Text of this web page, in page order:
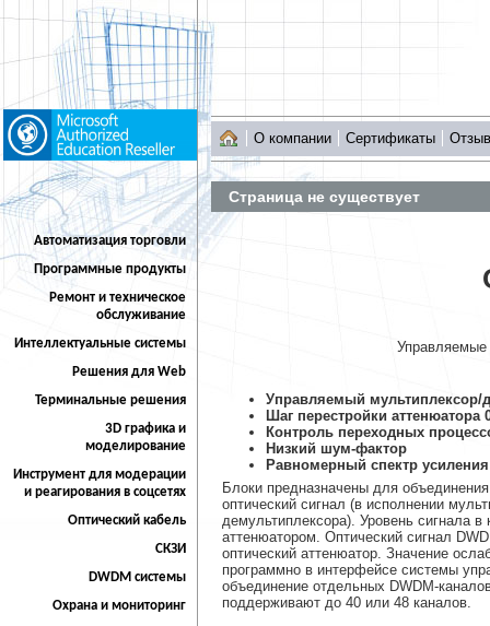
Автоматизация торговли
Программные продукты
Ремонт и техническое
обслуживание
Интеллектуальные системы
Решения для Web
Терминальные решения
3D графика и
моделирование
Инструмент для модерации
и реагирования в соцсетях
Оптический кабель
СКЗИ
DWDM системы
Охрана и мониторинг
О компании Сертификаты
Страница не существует
Управляемые
Управляемый мультиплексор/
Шаг перестройки аттенюатора
Контроль переходных
Низкий шум-фактор
Равномерный спектр
Блоки предназначены для
оптический сигнал (в исполнении
демультиплексора). Уровень сигнала
аттенюатором. Оптический сигнал
оптический аттенюатор. Значение
программно в интерфейсе системы
объединение отдельных DWDM-
поддерживают до 40 или 48 каналов.